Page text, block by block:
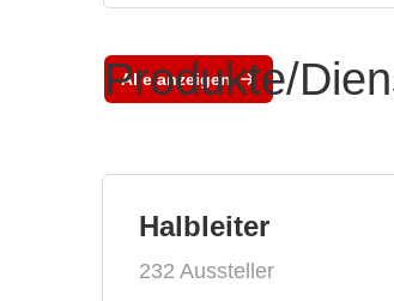
Alle anzeigen
Produkte/
Halbleiter
232 Aussteller